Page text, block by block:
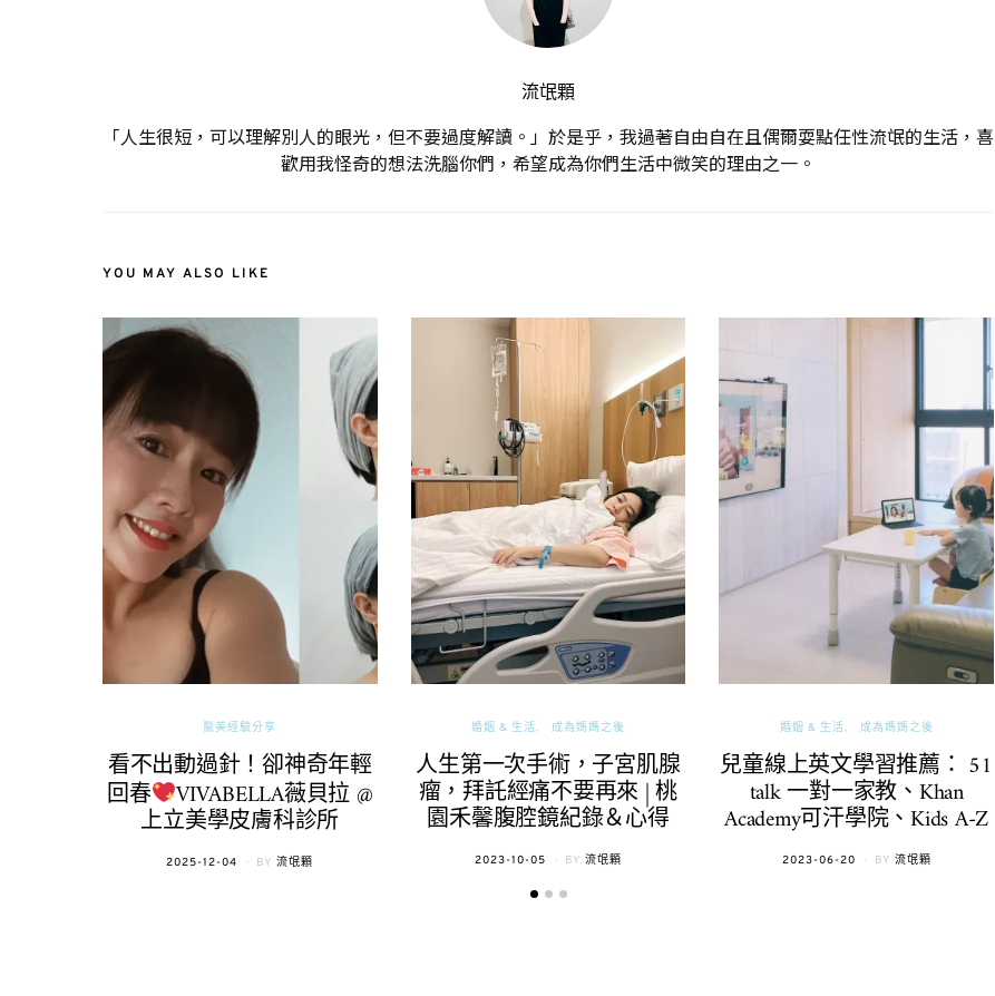
流氓顆
「人生很短，可以理解別人的眼光，但不要過度解讀。」於是乎，我過著自由自在且偶爾耍點任性流氓的生活，喜
歡用我怪奇的想法洗腦你們，希望成為你們生活中微笑的理由之一。
YOU MAY ALSO LIKE
醫美經驗分享
看不出動過針！卻神奇年輕
回春 VIVABELLA薇貝拉 @
上立美學皮膚科診所
POSTED
2025-12-04 BY 流氓顆
婚姻 & 生活 成為媽媽之後
人生第一次手術，子宮肌腺
瘤，拜託經痛不要再來 | 桃
園禾馨腹腔鏡紀錄＆心得
POSTED
2023-10-05 BY 流氓顆
婚姻 & 生活 成為媽媽之後
兒童線上英文學習推薦： 51
talk 一對一家教、Khan
Academy可汗學院、Kids A-Z
POSTED
2023-06-20 BY 流氓顆